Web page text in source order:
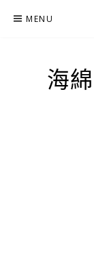
MENU
海